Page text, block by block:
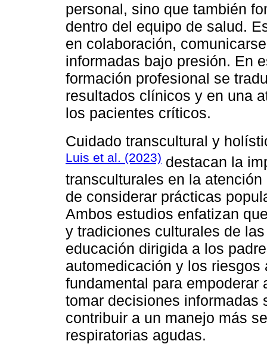
personal, sino que también
dentro del equipo de salud.
en colaboración,
informadas bajo presión. En
formación profesional se
resultados clínicos y en una
los pacientes críticos.
Cuidado transcultural y
Luis et al. (2023) destacan la
transculturales en la
de considerar prácticas
Ambos estudios enfatizan
y tradiciones culturales de
educación dirigida a los
automedicación y los
fundamental para
tomar decisiones informadas
contribuir a un manejo más
respiratorias agudas.